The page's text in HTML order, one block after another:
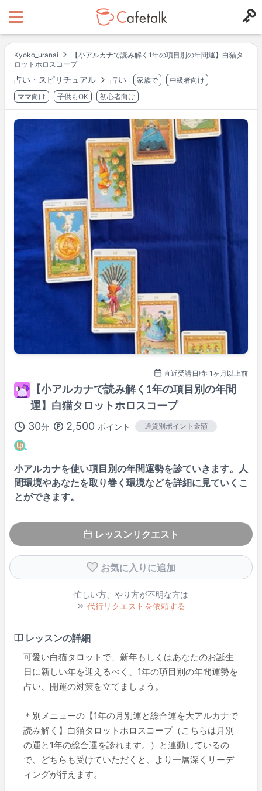
Kyoko_uranai
【小アルカナで読み解く1年の項目別の年間運】白猫タ
ロットホロスコープ
占い・スピリチュアル 占い 家族で
中級者向け
ママ向け
子供もOK 初心者向け
直近受講日時: 1ヶ月以上前
【小アルカナで読み解く1年の項目別の年間
運】白猫タロットホロスコープ
30分 2,500ポイント 通貨別ポイント金額
小アルカナを使い項目別の年間運勢を診ていきます。人
間環境やあなたを取り巻く環境などを詳細に見ていくこ
とができます。
レッスンリクエスト
お気に入りに追加
忙しい方、やり方が不明な方は
代行リクエストを依頼する
レッスンの詳細
可愛い白猫タロットで、新年もしくはあなたのお誕生
日に新しい年を迎えるべく、1年の項目別の年間運勢を
占い、開運の対策を立てましょう。
＊別メニューの【1年の月別運と総合運を大アルカナで
読み解く】白猫タロットホロスコープ（こちらは月別
の運と1年の総合運を診れます。）と連動しているの
で、どちらも受けていただくと、より一層深くリーデ
ィングが行えます。